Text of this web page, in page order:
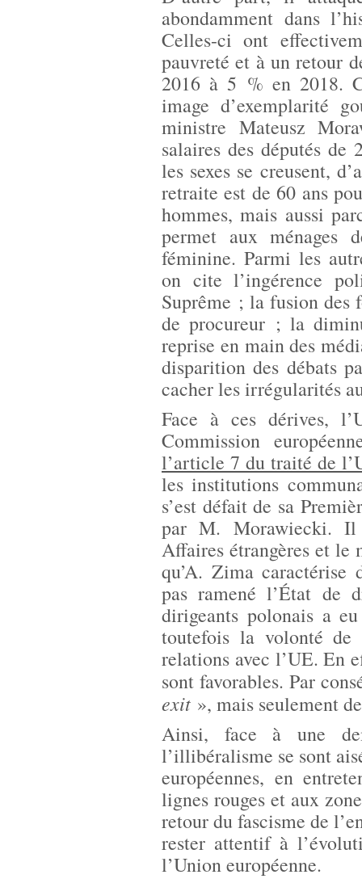
abondamment dans
Celles-ci ont
pauvreté et à un retour
2016 à 5 % en 2018.
image d’exemplarité
ministre Mateusz
salaires des députés
les sexes se creusent,
retraite est de 60 ans
hommes, mais aussi
permet aux ménages
féminine. Parmi les
on cite l’ingérence
Suprême ; la fusion des
de procureur ; la
reprise en main des
disparition des débats
cacher les irrégularités
Face à ces dérives,
Commission
l’article 7 du traité de
les institutions
s’est défait de sa
par M. Morawiecki. Il
Affaires étrangères et le
qu’A. Zima caractérise
pas ramené l’État de
dirigeants polonais a
toutefois la volonté de
relations avec l’UE. En
sont favorables. Par
exit », mais seulement
Ainsi, face à une
l’illibéralisme se sont
européennes, en
lignes rouges et aux
retour du fascisme de
rester attentif à
l’Union européenne.